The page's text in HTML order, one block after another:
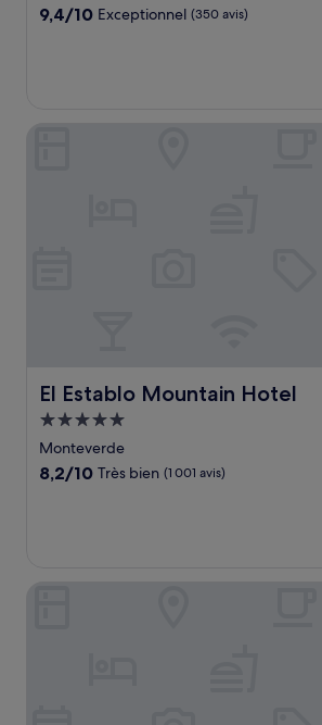
9.4
9,4/10 Exceptionnel (350 avis)
El Establo Mountain Hotel
El Establo Mountain Hotel
Hébergement
5.0 étoiles
Monteverde
8.2
8,2/10 Très bien (1 001 avis)